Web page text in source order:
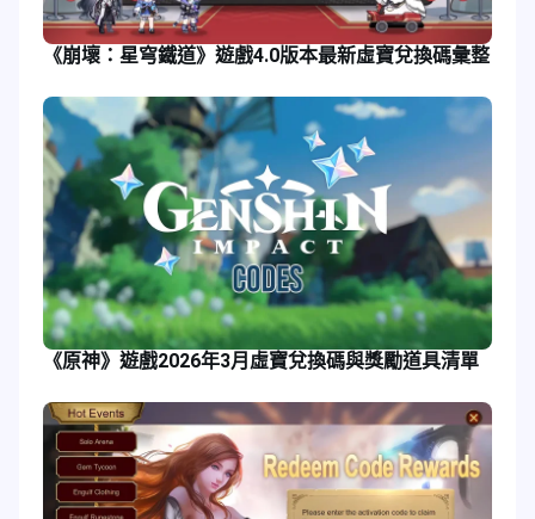
《崩壞：星穹鐵道》遊戲4.0版本最新虛寶兌換碼彙整
《原神》遊戲2026年3月虛寶兌換碼與獎勵道具清單